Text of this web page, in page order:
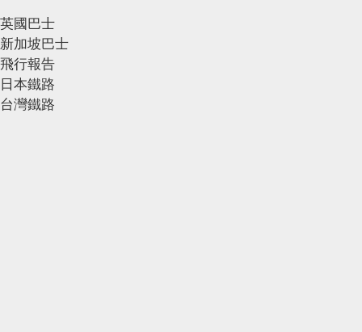
英國巴士
新加坡巴士
飛行報告
日本鐵路
台灣鐵路